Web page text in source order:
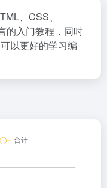
、CSS、
的入门教程，同时
以更好的学习编